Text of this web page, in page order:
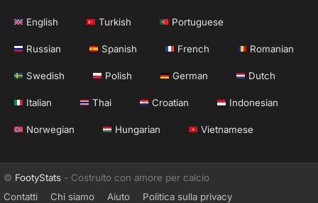
English Turkish Portuguese
Russian Spanish French Romanian
Swedish Polish German Dutch
Italian Thai Croatian Indonesian
Norwegian Hungarian Vietnamese
© FootyStats - Costruito con amore per calcio
Contatti
Chi siamo Aiuto Politica sulla privacy